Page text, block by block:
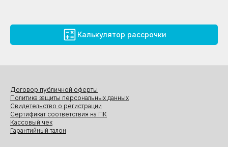
Калькулятор рассрочки
Договор публичной оферты
Политика защиты персональных данных
Свидетельство о регистрации
Сертификат соответствия на ПК
Кассовый чек
Гарантийный талон